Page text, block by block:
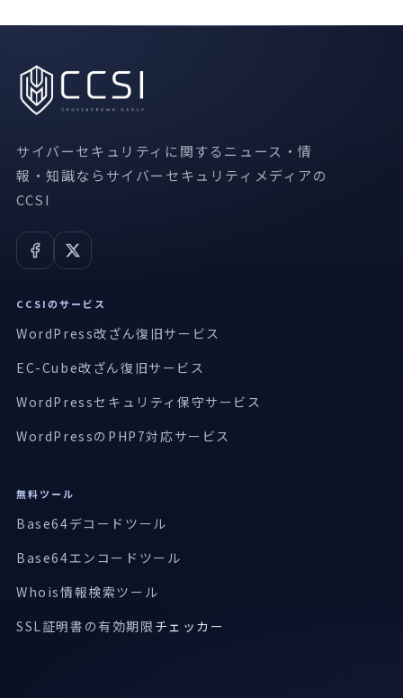
サイバーセキュリティに関するニュース・情
報・知識ならサイバーセキュリティメディアの
CCSI
CCSIのサービス
WordPress改ざん復旧サービス
EC-Cube改ざん復旧サービス
WordPressセキュリティ保守サービス
WordPressのPHP7対応サービス
無料ツール
Base64デコードツール
Base64エンコードツール
Whois情報検索ツール
SSL証明書の有効期限 チェッカー